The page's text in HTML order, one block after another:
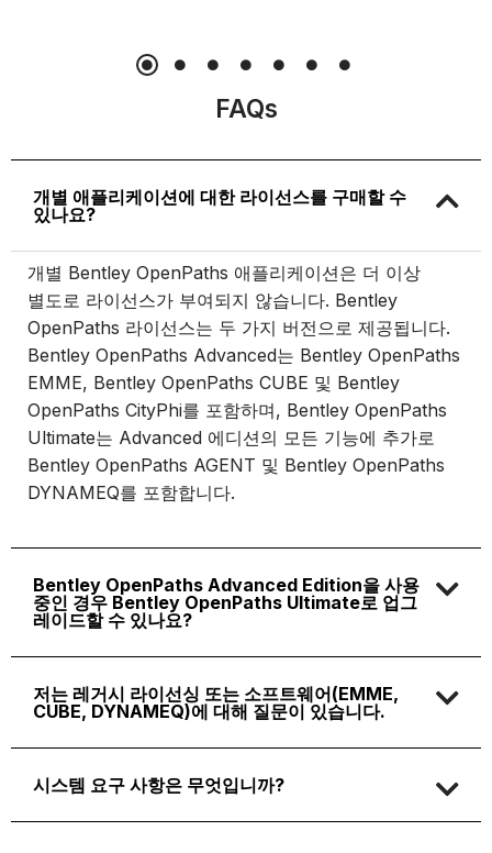
FAQs
개별 애플리케이션에 대한 라이선스를 구매할 수
있나요?
개별 Bentley OpenPaths 애플리케이션은 더 이상
별도로 라이선스가 부여되지 않습니다. Bentley
OpenPaths 라이선스는 두 가지 버전으로 제공됩니다.
Bentley OpenPaths Advanced는 Bentley OpenPaths
EMME, Bentley OpenPaths CUBE 및 Bentley
OpenPaths CityPhi를 포함하며, Bentley OpenPaths
Ultimate는 Advanced 에디션의 모든 기능에 추가로
Bentley OpenPaths AGENT 및 Bentley OpenPaths
DYNAMEQ를 포함합니다.
Bentley OpenPaths Advanced Edition을 사용
중인 경우 Bentley OpenPaths Ultimate로 업그
레이드할 수 있나요?
저는 레거시 라이선싱 또는 소프트웨어(EMME,
CUBE, DYNAMEQ)에 대해 질문이 있습니다.
시스템 요구 사항은 무엇입니까?